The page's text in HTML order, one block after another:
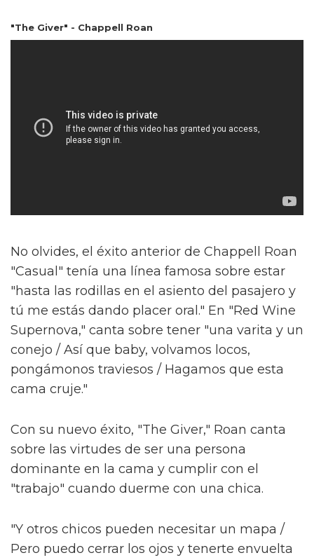
"The Giver" - Chappell Roan
No olvides, el éxito anterior de Chappell Roan
"Casual" tenía una línea famosa sobre estar
"hasta las rodillas en el asiento del pasajero y
tú me estás dando placer oral." En "Red Wine
Supernova," canta sobre tener "una varita y un
conejo / Así que baby, volvamos locos,
pongámonos traviesos / Hagamos que esta
cama cruje."
Con su nuevo éxito, "The Giver," Roan canta
sobre las virtudes de ser una persona
dominante en la cama y cumplir con el
"trabajo" cuando duerme con una chica.
"Y otros chicos pueden necesitar un mapa /
Pero puedo cerrar los ojos y tenerte envuelta